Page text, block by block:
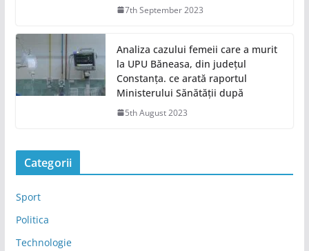
7th September 2023
Analiza cazului femeii care a murit
la UPU Băneasa, din județul
Constanța. ce arată raportul
Ministerului Sănătății după
5th August 2023
Categorii
Sport
Politica
Technologie